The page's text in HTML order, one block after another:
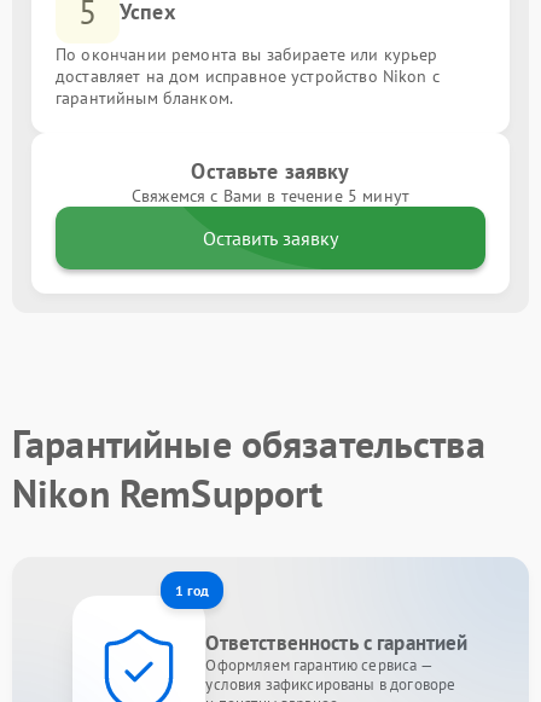
5 Успех
По окончании ремонта вы забираете или курьер
доставляет на дом исправное устройство Nikon с
гарантийным бланком.
Оставьте заявку
Свяжемся с Вами в течение 5 минут
Оставить заявку
Гарантийные обязательства
Nikon RemSupport
1 год
Ответственность с гарантией
Оформляем гарантию сервиса —
условия зафиксированы в договоре